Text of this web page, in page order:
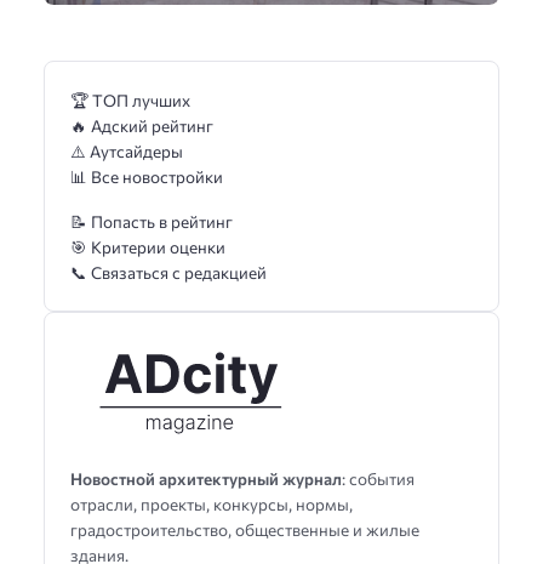
Новостной архитектурный журнал: события
отрасли, проекты, конкурсы, нормы,
градостроительство, общественные и жилые
здания.
🏆 ТОП лучших
🔥 Адский рейтинг
⚠️ Аутсайдеры
📊 Все новостройки
📝 Попасть в рейтинг
🎯 Критерии оценки
📞 Связаться с редакцией